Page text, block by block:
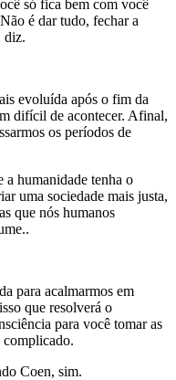
só fica bem com você
é dar tudo, fechar a
diz.
evoluída após o fim da
difícil de acontecer. Afinal,
os períodos de
a humanidade tenha o
uma sociedade mais justa,
que nós humanos
para acalmarmos em
que resolverá o
para você tomar as
complicado.
Coen, sim.